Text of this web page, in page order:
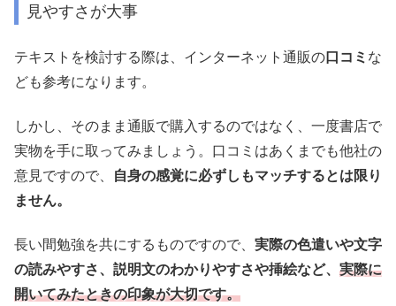
見やすさが大事
テキストを検討する際は、インターネット通販の口コミ な
ども参考になります。
しかし、そのまま通販で購入するのではなく、一度書店で
実物を手に取ってみましょう。口コミはあくまでも他社の
意見ですので、
自身の感覚に必ずしもマッチするとは限り
ません。
長い間勉強を共にするものですので、 実際の色遣いや文字
の読みやすさ、説明文のわかりやすさや挿絵など、 実際に
開いてみたときの印象が大切です。